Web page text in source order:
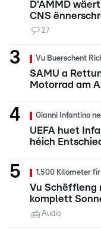
D'AMMD
CNS
27
Vu Buerschent
SAMU a
Motorrad am
Gianni Infantino
UEFA huet
héich
1.500 Kilometer
Vu Schëffleng
komplett
Audio